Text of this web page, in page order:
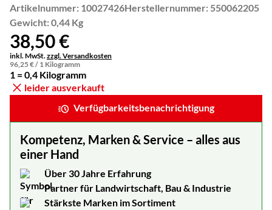
Artikelnummer: 10027426Herstellernummer: 550062205
Gewicht: 0,44 Kg
38,50€
Steuerhinweis:
inkl. MwSt.zzgl. Versandkosten
96,25€/ 1 Kilogramm
1 = 0,4 Kilogramm
leider ausverkauft
Verfügbarkeitsbenachrichtigung
Kompetenz, Marken & Service – alles aus
einer Hand
Über 30 Jahre Erfahrung
Partner für Landwirtschaft, Bau & Industrie
Stärkste Marken im Sortiment